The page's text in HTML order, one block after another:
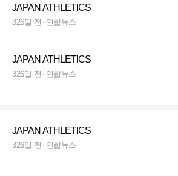
JAPAN ATHLETICS
326일 전 연합뉴스
JAPAN ATHLETICS
326일 전 연합뉴스
JAPAN ATHLETICS
326일 전 연합뉴스